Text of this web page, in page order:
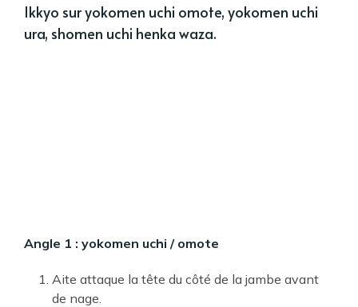
Ikkyo sur yokomen uchi omote, yokomen uchi
ura, shomen uchi henka waza.
Angle 1 : yokomen uchi / omote
Aite attaque la tête du côté de la jambe avant
de nage.